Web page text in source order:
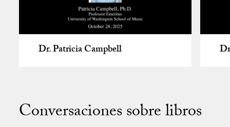
Dr. Patricia Campbell
Conversaciones sobre libros